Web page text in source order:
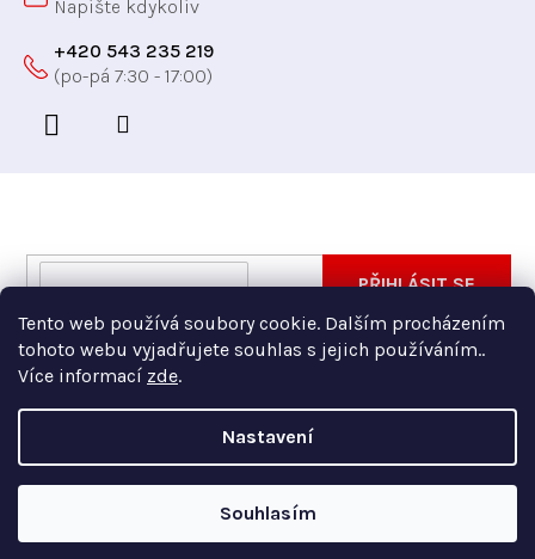
Tento web používá soubory cookie. Dalším procházením
tohoto webu vyjadřujete souhlas s jejich používáním..
Více informací zde.
Nastavení
Souhlasím
+420 543 235 219
Vložte svůj e-mail a my vám budeme zasílat informace
E-
Vložením e-mailu souhlasíte spodmínkami ochrany
osobních údajů
PŘIHLÁSIT SE
Vytvořil Shoptet Premium